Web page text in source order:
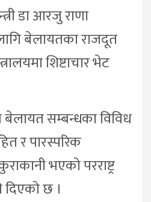
डा आरजु राणा
बेलायतका राजदूत
शिष्टाचार भेट
सम्बन्धका विविध
र पारस्परिक
भएको परराष्ट्र
दिएको छ ।